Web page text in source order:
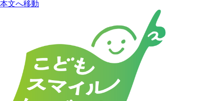
本文へ移動